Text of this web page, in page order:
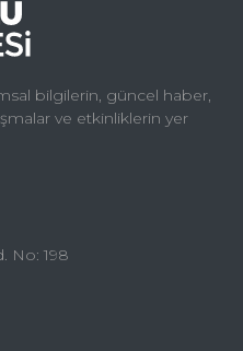
bilgilerin, güncel haber,
ve etkinliklerin yer
No: 198